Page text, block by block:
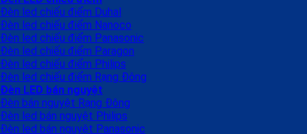
Đèn led chiếu điểm Duhal
Đèn led chiếu điểm Nanoco
Đèn led chiếu điểm Panasonic
Đèn led chiếu điểm Paragon
Đèn led chiếu điểm Philips
Đèn led chiếu điểm Rạng Đông
Đèn LED bán nguyệt
Đèn bán nguyệt Rạng Đông
Đèn led bán nguyệt Philips
Đèn led bán nguyệt Panasonic